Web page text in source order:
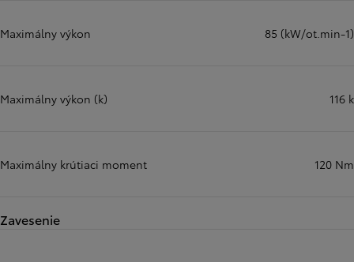
Maximálny výkon 85 (kW/ot.min-1)
Maximálny výkon (k) 116 k
Maximálny krútiaci moment 120 Nm
Zavesenie